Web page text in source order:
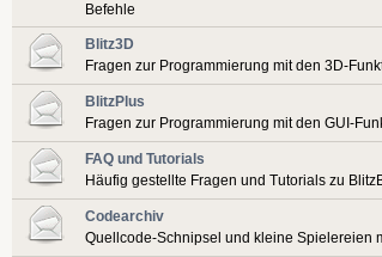
Befehle
Blitz3D
Fragen zur Programmierung mit den 3D-
BlitzPlus
Fragen zur Programmierung mit den GUI-
FAQ und Tutorials
Häufig gestellte Fragen und Tutorials zu
Codearchiv
Quellcode-Schnipsel und kleine Spielereien